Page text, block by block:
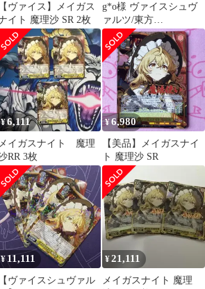
【ヴァイス】メイガス
イト 魔理沙 SR 2枚
g*o様 ヴァイスシュヴ
ァルツ/東方
Project/SR・RR・R・
PR/まとめ
¥6,111
メイガスナイト 魔理
RR 3枚
¥6,980
【美品】メイガスナイ
ト 魔理沙 SR
¥ 11,111
【ヴァイスシュヴァル
¥21,111
メイガスナイト 魔理